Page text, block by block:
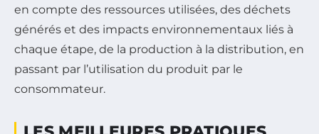
en compte des ressources utilisées, des déchets
générés et des impacts environnementaux liés à
chaque étape, de la production à la distribution, en
passant par l’utilisation du produit par le
consommateur.